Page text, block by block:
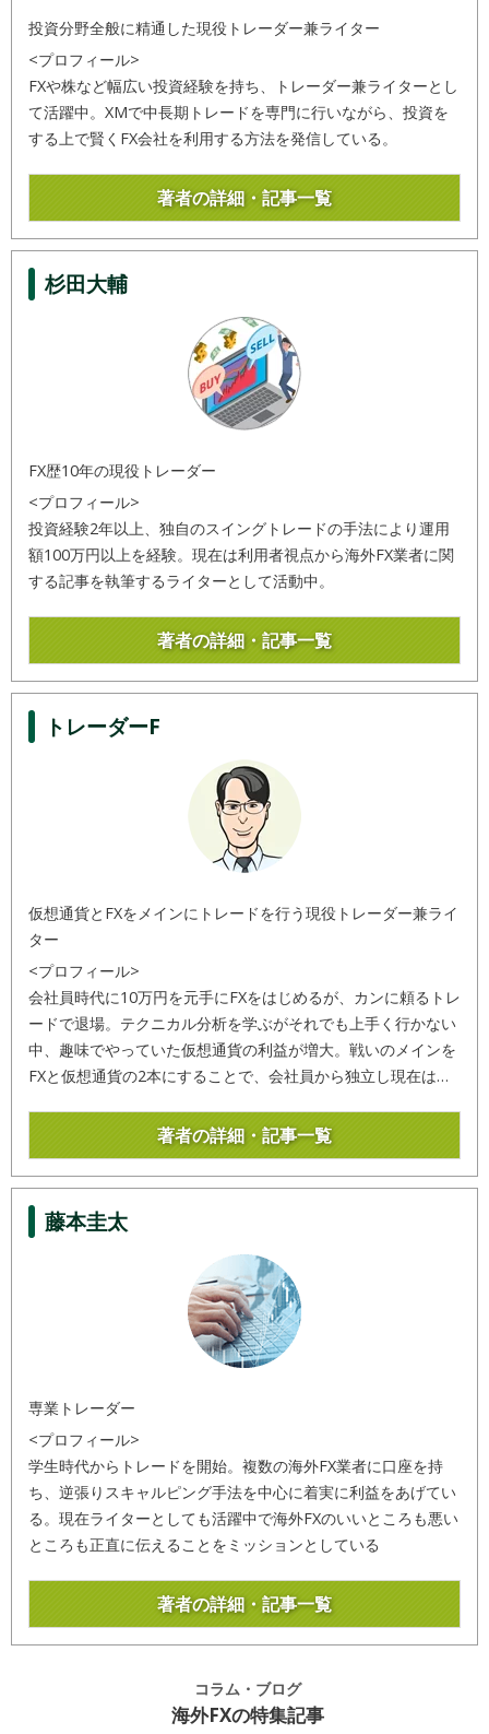
投資分野全般に精通した現役トレーダー兼ライター
<プロフィール>
FXや株など幅広い投資経験を持ち、トレーダー兼ライターとし
て活躍中。XMで中長期トレードを専門に行いながら、投資を
する上で賢くFX会社を利用する方法を発信している。
著者の詳細・記事一覧
杉田大輔
FX歴10年の現役トレーダー
<プロフィール>
投資経験2年以上、独自のスイングトレードの手法により運用
額100万円以上を経験。現在は利用者視点から海外FX業者に関
する記事を執筆するライターとして活動中。
著者の詳細・記事一覧
トレーダーF
仮想通貨とFXをメインにトレードを行う現役トレーダー兼ライ
ター
<プロフィール>
会社員時代に10万円を元手にFXをはじめるが、カンに頼るトレ
ードで退場。テクニカル分析を学ぶがそれでも上手く行かない
中、趣味でやっていた仮想通貨の利益が増大。戦いのメインを
FXと仮想通貨の2本にすることで、会社員から独立し現在は専
著者の詳細・記事一覧
藤本圭太
専業トレーダー
<プロフィール>
学生時代からトレードを開始。複数の海外FX業者に口座を持
ち、逆張りスキャルピング手法を中心に着実に利益をあげてい
る。現在ライターとしても活躍中で海外FXのいいところも悪い
ところも正直に伝えることをミッションとしている
著者の詳細・記事一覧
コラム・ブログ
海外FXの特集記事